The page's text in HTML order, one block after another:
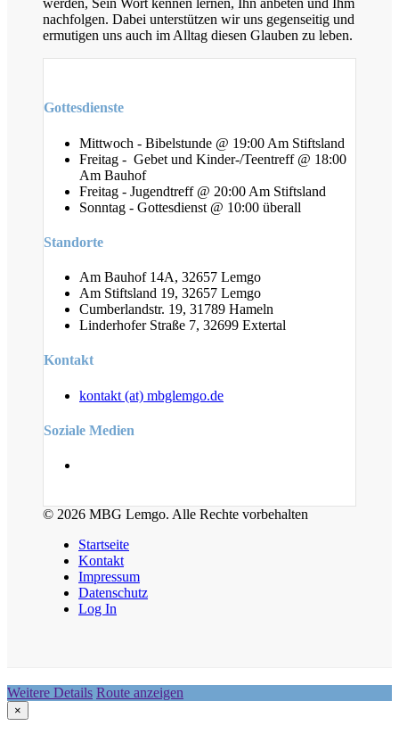
werden, Sein Wort kennen lernen, Ihn anbeten und Ihm
nachfolgen. Dabei unterstützen wir uns gegenseitig und
ermutigen uns auch im Alltag diesen Glauben zu leben.
Gottesdienste
Mittwoch - Bibelstunde @ 19:00 Am Stiftsland
Freitag - Gebet und Kinder-/Teentreff @ 18:00
Am Bauhof
Freitag - Jugendtreff @ 20:00 Am Stiftsland
Sonntag - Gottesdienst @ 10:00 überall
Standorte
Am Bauhof 14A, 32657 Lemgo
Am Stiftsland 19, 32657 Lemgo
Cumberlandstr. 19, 31789 Hameln
Linderhofer Straße 7, 32699 Extertal
Kontakt
kontakt (at) mbglemgo.de
Soziale Medien
© 2026 MBG Lemgo. Alle Rechte vorbehalten
Startseite
Kontakt
Impressum
Datenschutz
Log In
Weitere Details Route anzeigen
×